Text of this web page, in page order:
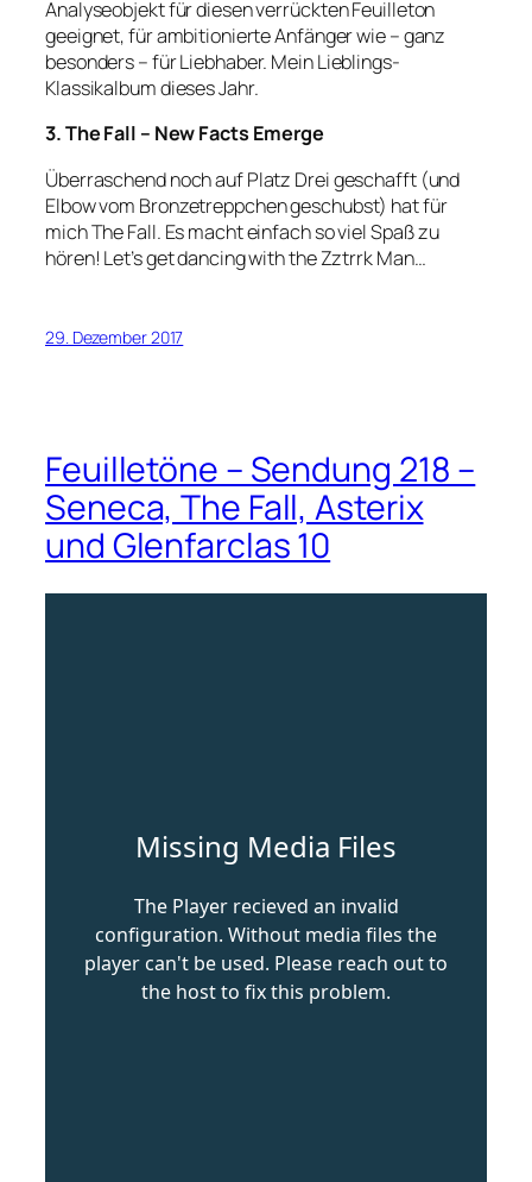
Analyseobjekt für diesen verrückten Feuilleton
geeignet, für ambitionierte Anfänger wie – ganz
besonders – für Liebhaber. Mein Lieblings-
Klassikalbum dieses Jahr.
3. The Fall – New Facts Emerge
Überraschend noch auf Platz Drei geschafft (und
Elbow vom Bronzetreppchen geschubst) hat für
mich The Fall. Es macht einfach so viel Spaß zu
hören! Let’s get dancing with the Zztrrk Man…
29. Dezember 2017
Feuilletöne – Sendung 218 –
Seneca, The Fall, Asterix
und Glenfarclas 10